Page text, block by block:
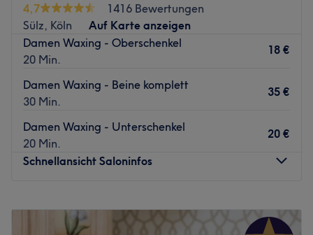
4,7
1416 Bewertungen
Sülz, Köln
Auf Karte anzeigen
Damen Waxing - Oberschenkel
20 Min.
18 €
Damen Waxing - Beine komplett
30 Min.
35 €
Damen Waxing - Unterschenkel
20 Min.
20 €
Schnellansicht Saloninfos
Dienstag
19:30